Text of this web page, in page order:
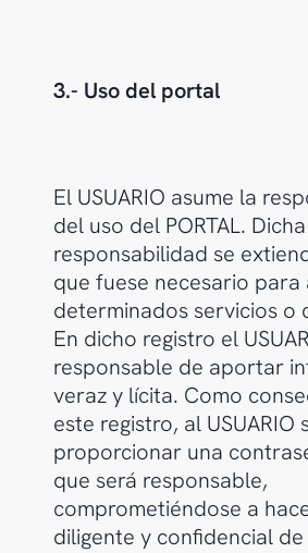
3.- Uso del portal
El USUARIO asume la
del uso del PORTAL. Dicha
responsabilidad se
que fuese necesario para
determinados servicios o
En dicho registro el
responsable de aportar
veraz y lícita. Como
este registro, al USUARIO
proporcionar una
que será responsable,
comprometiéndose a
diligente y confidencial de